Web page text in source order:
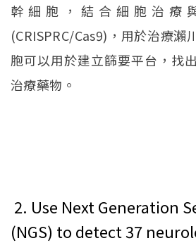
幹細胞，結合細胞治療
(CRISPRC/Cas9)，用於治療瀨
胞可以用於建立篩要平台，找
治療藥物。
2. Use Next Generation
(NGS) to detect 37